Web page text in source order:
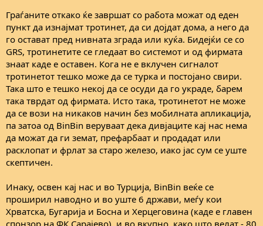
Граѓаните откако ќе завршат со работа можат од еден
пункт да изнајмат тротинет, да си дојдат дома, а него да
го остават пред нивната зграда или куќа. Бидејќи се со
GRS, тротинетите се гледаат во системот и од фирмата
знаат каде е оставен. Кога не е вклучен сигналот
тротинетот тешко може да се турка и постојано свири.
Така што е тешко некој да се осуди да го украде, барем
така тврдат од фирмата. Исто така, тротинетот не може
да се вози на никаков начин без мобилната апликација,
па затоа од BinBin веруваат дека дивјаците кај нас нема
да можат да ги земат, префарбаат и продадат или
расклопат и фрлат за старо железо, иако јас сум се уште
скептичен.
Инаку, освен кај нас и во Турција, BinBin веќе се
проширил наводно и во уште 6 држави, меѓу кои
Хрватска, Бугарија и Босна и Херцеговина (каде е главен
спонзор на ФК Сарајево), и во вкупно, како што велат - 80